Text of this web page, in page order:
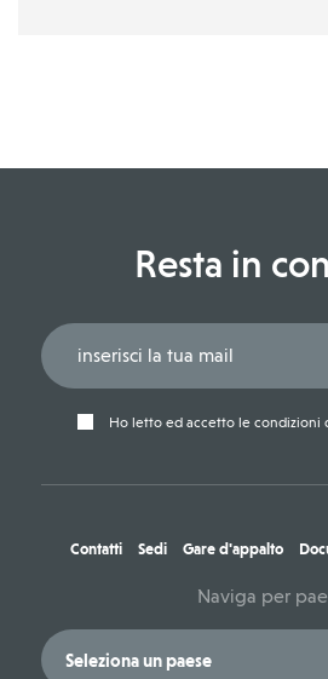
Resta in
Ho letto ed accetto le condizioni
Contatti Sedi Gare d'appalto
Naviga per